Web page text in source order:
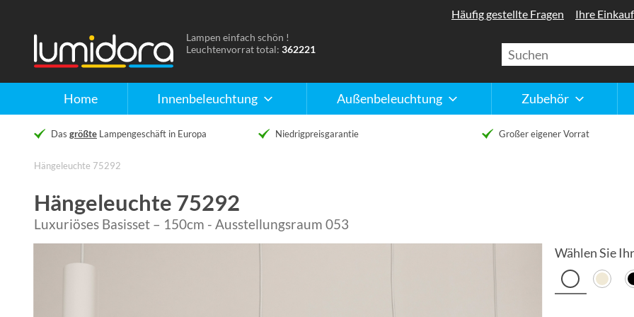
Home Innenbeleuchtung Außenbeleuchtung Zubehör
Häufig gestellte Fragen Ihre
Naar
de
Lampen einfach schön !
Leuchtenvorrat total: 362221
Das größte Lampengeschäft in Europa Niedrigpreisgarantie Großer eigener Vorrat
Hängeleuchte 75292
Hängeleuchte 75292
Luxuriöses Basisset – 150cm - Ausstellungsraum 053
Wählen Sie